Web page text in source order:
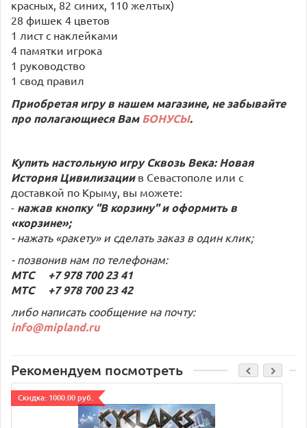
красных, 82 синих, 110 желтых)
28 фишек 4 цветов
1 лист с наклейками
4 памятки игрока
1 руководство
1 свод правил
Приобретая игру в нашем магазине, не забывайте
про полагающиеся ВамБОНУСЫ.
Купить настольную игру Сквозь Века: Новая
История Цивилизации в Севастополе или с
доставкой по Крыму, вы можете:
- нажав кнопку "В корзину" и оформить в
«корзине»;
- нажать «ракету» и сделать заказ в один клик;
- позвонив нам по телефонам:
МТС +7 978 700 23 41
МТС +7 978 700 23 42
либо написать сообщение на почту:
info@mipland.ru
Рекомендуем посмотреть
Cкидка: 1000.00 руб.